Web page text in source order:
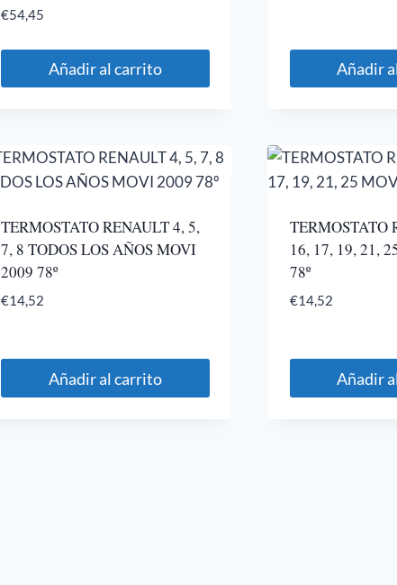
€54,45
Añadir al carrito Añadir
TERMOSTATO RENAULT 4, 5,
7, 8 TODOS LOS AÑOS MOVI
2009 78º
€14,52
Añadir al carrito
TERMOSTATO
16, 17, 19, 21,
78º
€14,52
Añadir